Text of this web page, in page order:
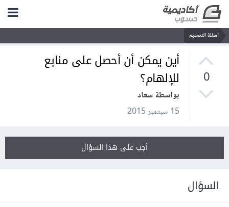
أسئلة التصميم
0
أين يمكن أن أحصل على منابع
للإلهام؟
بواسطة سعاد
15 سبتمبر 2015
أجب على هذا السؤال
السؤال